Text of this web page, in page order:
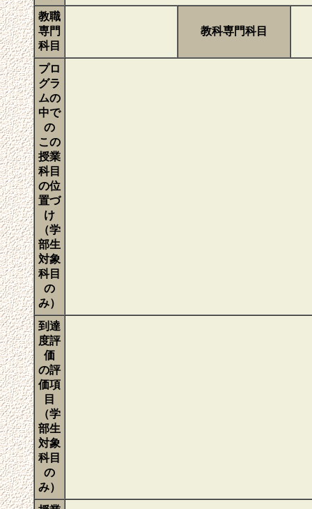
教職
専門
科目
教科専門科目
プロ
グラ
ムの
中で
の
この
授業
科目
の位
置づ
け
（学
部生
対象
科目
の
み）
到達
度評
価
の評
価項
目
（学
部生
対象
科目
の
み）